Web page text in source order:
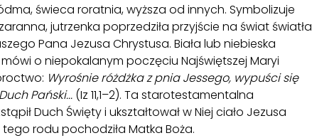
świeca roratnia, wyższa od innych. Symbolizuje
jutrzenka poprzedziła przyjście na świat światła
Pana Jezusa Chrystusa. Biała lub niebieska
o niepokalanym poczęciu Najświętszej Maryi
Wyrośnie różdżka z pnia Jessego, wypuści się
Pański... (Iz 11,1–2). Ta starotestamentalna
Duch Święty i ukształtował w Niej ciało Jezusa
rodu pochodziła Matka Boża.